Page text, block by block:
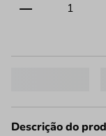
Descrição do